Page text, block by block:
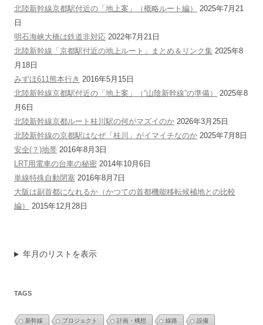
北陸新幹線京都駅付近の「地上案」（概略ルート編）
2025年7月21
日
明石海峡大橋は鉄道非対応 2022年7月21日
北陸新幹線「京都駅付近の地上ルート」まとめ＆リンク集 2025年8
月18日
みずほ611熊本行き 2016年5月15日
北陸新幹線京都駅付近の「地上案」（”山陰新幹線”の準備）
2025年8
月6日
北陸新幹線京都ルート桂川駅の何がマズイのか 2026年3月25日
北陸新幹線の京都駅はなぜ「桂川」がイマイチなのか 2025年7月8日
安全(？)地帯 2016年8月3日
LRT用電車の台車の秘密 2014年10月6日
単線特殊自動閉塞 2016年8月7日
大阪は副首都になれるか（かつての首都機能移転候補地との比較
編）
2015年12月28日
年月のリストを表示
TAGS
新幹線 プロジェクト 計画・構想 線路 設備